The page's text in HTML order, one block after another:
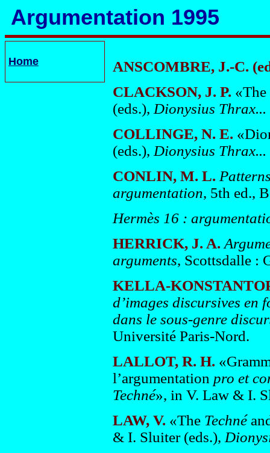
Argumentation 1995
Home
ANSCOMBRE, J.-C.
CLACKSON, J. P. «The
(eds.), Dionysius Thrax...
COLLINGE, N. E.
(eds.), Dionysius Thrax...
CONLIN, M. L.
argumentation, 5th ed.,
Hermès 16 :
HERRICK, J. A.
arguments, Scottsdalle :
KELLA-
d’images discursives
dans le sous-genre
Université Paris-Nord.
LALLOT, R. H.
l’argumentation pro et
Techné», in V. Law & I.
LAW, V. «The Techné
& I. Sluiter (eds.),